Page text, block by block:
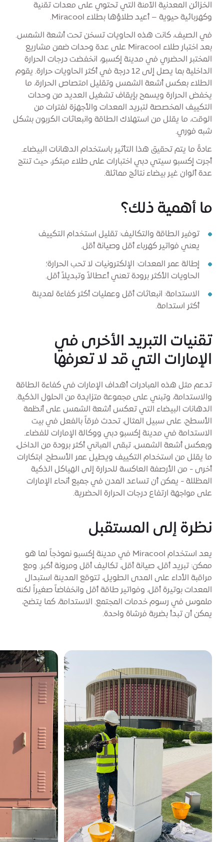
الخزائن المعدنية الآمنة التي تحتوي على معدات تقنية
وكهربائية حيوية – أعيد طلاؤها بطلاء Miracool.
في الصيف، كانت هذه الحاويات تسخن تحت أشعة الشمس.
بعد اختبار طلاء Miracool على عدة وحدات ضمن مشاريع
المختبر الحضري في مدينة إكسبو، انخفضت درجات الحرارة
الداخلية بما يصل إلى 12 درجة في أكثر الحاويات حرارة. يقوم
الطلاء بعكس أشعة الشمس وتقليل امتصاص الحرارة، ما
يخفض الحرارة ويسمح بإيقاف تشغيل العديد من وحدات
التكييف المخصصة لتبريد المعدات والأجهزة لفترات من
الوقت، ما يقلل من استهلاك الطاقة وانبعاثات الكربون بشكل
شبه فوري.
عادةً ما يتم تحقيق هذا التأثير باستخدام الدهانات البيضاء.
أجرت إكسبو سيتي دبي اختبارات على طلاء مبتكر، حيث تنتج
عدة ألوان غير بيضاء نتائج مماثلة.
ما أهمية ذلك؟
توفير الطاقة والتكاليف: تقليل استخدام التكييف
يعني فواتير كهرباء أقل وصيانة أقل.
إطالة عمر المعدات: الإلكترونيات لا تحب الحرارة؛
الحاويات الأكثر برودة تعني أعطالاً وتبديلاً أقل.
الاستدامة: انبعاثات أقل وعمليات أكثر كفاءة لمدينة
أكثر استدامة.
تقنيات التبريد الأخرى في
الإمارات التي قد لا تعرفها
تدعم مثل هذه المبادرات أهداف الإمارات في كفاءة الطاقة
والاستدامة، وتبني على مجموعة متزايدة من الحلول الذكية.
الدهانات البيضاء التي تعكس أشعة الشمس على أنظمة
الأسطح، على سبيل المثال، تحدث فرقاً بالفعل في بيت
الاستدامة في مدينة إكسبو دبي ووكالة الإمارات للفضاء.
وبعكس أشعة الشمس، تبقى المباني أكثر برودة من الداخل،
ما يقلل من استخدام التكييف ويطيل عمر الأسطح. ابتكارات
أخرى - من الأرصفة العاكسة للحرارة إلى الهياكل الذكية
المظللة - يمكن أن تساعد المدن في جميع أنحاء الإمارات
على مواجهة ارتفاع درجات الحرارة الحضرية.
نظرة إلى المستقبل
يعد استخدام Miracool في مدينة إكسبو نموذجاً لما هو
ممكن: تبريد أقل، صيانة أقل، تكاليف أقل ومرونة أكبر. ومع
مراقبة الأداء على المدى الطويل، تتوقع المدينة استبدال
المعدات بوتيرة أقل، وفواتير طاقة أقل وانخفاضاً صغيراً لكنه
ملموس في رسوم خدمات المجتمع. الاستدامة، كما يتضح،
يمكن أن تبدأ بضربة فرشاة واحدة.